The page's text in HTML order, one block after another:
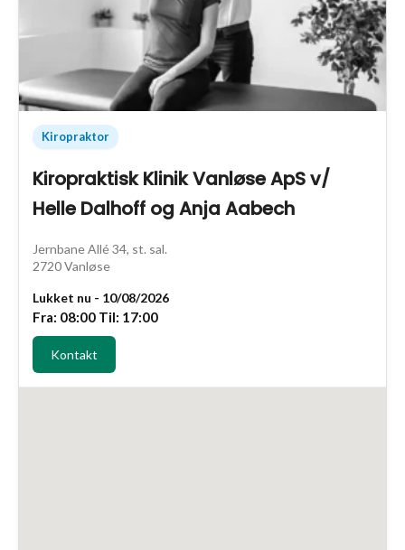
Kiropraktor
Kiropraktisk Klinik Vanløse ApS v/
Helle Dalhoff og Anja Aabech
Jernbane Allé 34, st. sal.
2720 Vanløse
Lukket nu - 10/08/2026
Fra: 08:00 Til: 17:00
Kontakt